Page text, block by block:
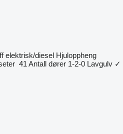
elektrisk/diesel Hjuloppheng
41 Antall dører 1-2-0 Lavgulv ✓